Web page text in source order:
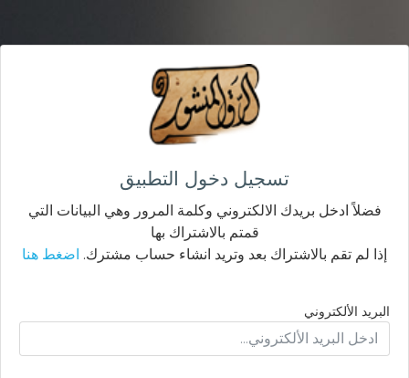
تسجيل دخول التطبيق
فضلاً ادخل بريدك الالكتروني وكلمة المرور وهي البيانات التي
قمتم بالاشتراك بها
إذا لم تقم بالاشتراك بعد وتريد انشاء حساب مشترك. اضغط هنا
البريد الألكتروني